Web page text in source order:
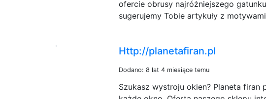
ofercie obrusy najróżniejszego
sugerujemy Tobie artykuły z
Http://planetafiran.pl
Dodano: 8 lat 4 miesiące temu
Szukasz wystroju okien? Planeta firan